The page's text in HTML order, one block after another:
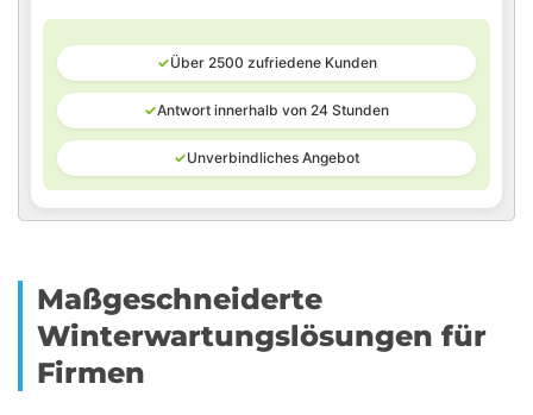
✓Über 2500 zufriedene Kunden
✓Antwort innerhalb von 24 Stunden
✓Unverbindliches Angebot
Maßgeschneiderte
Winterwartungslösungen für
Firmen